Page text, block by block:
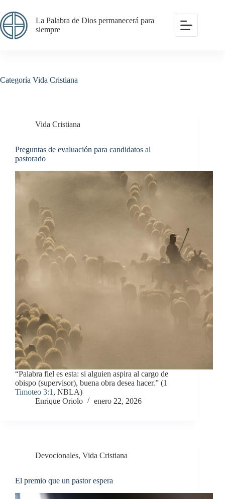
al
contenido
La Palabra de Dios permanecerá para
siempre
Categoría Vida Cristiana
Vida Cristiana
Preguntas de evaluación para candidatos al
pastorado
“Palabra fiel es esta: si alguien aspira al cargo de
obispo (supervisor), buena obra desea hacer.” (1
Timoteo 3:1 , NBLA)
Enrique Oriolo
enero 22, 2026
Devocionales, Vida Cristiana
El premio que un pastor espera